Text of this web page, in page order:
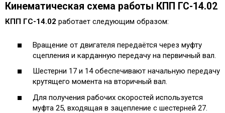
Кинематическая схема работы КПП ГС-14.02
КПП ГС-14.02 работает следующим образом:
Вращение от двигателя передаётся через муфту
сцепления и карданную передачу на первичный вал.
Шестерни 17 и 14 обеспечивают начальную передачу
крутящего момента на вторичный вал.
Для получения рабочих скоростей используется
муфта 25, входящая в зацепление с шестерней 27.